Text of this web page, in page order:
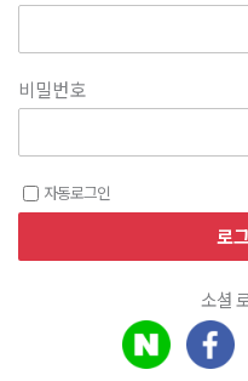
비밀번호
자동로그인
소셜